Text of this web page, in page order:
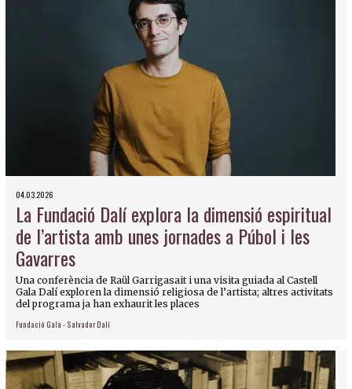
04.03.2026
La Fundació Dalí explora la dimensió espiritual
de l’artista amb unes jornades a Púbol i les
Gavarres
Una conferència de Raül Garrigasait i una visita guiada al Castell
Gala Dalí exploren la dimensió religiosa de l’artista; altres activitats
del programa ja han exhaurit les places
Fundació Gala - Salvador Dalí